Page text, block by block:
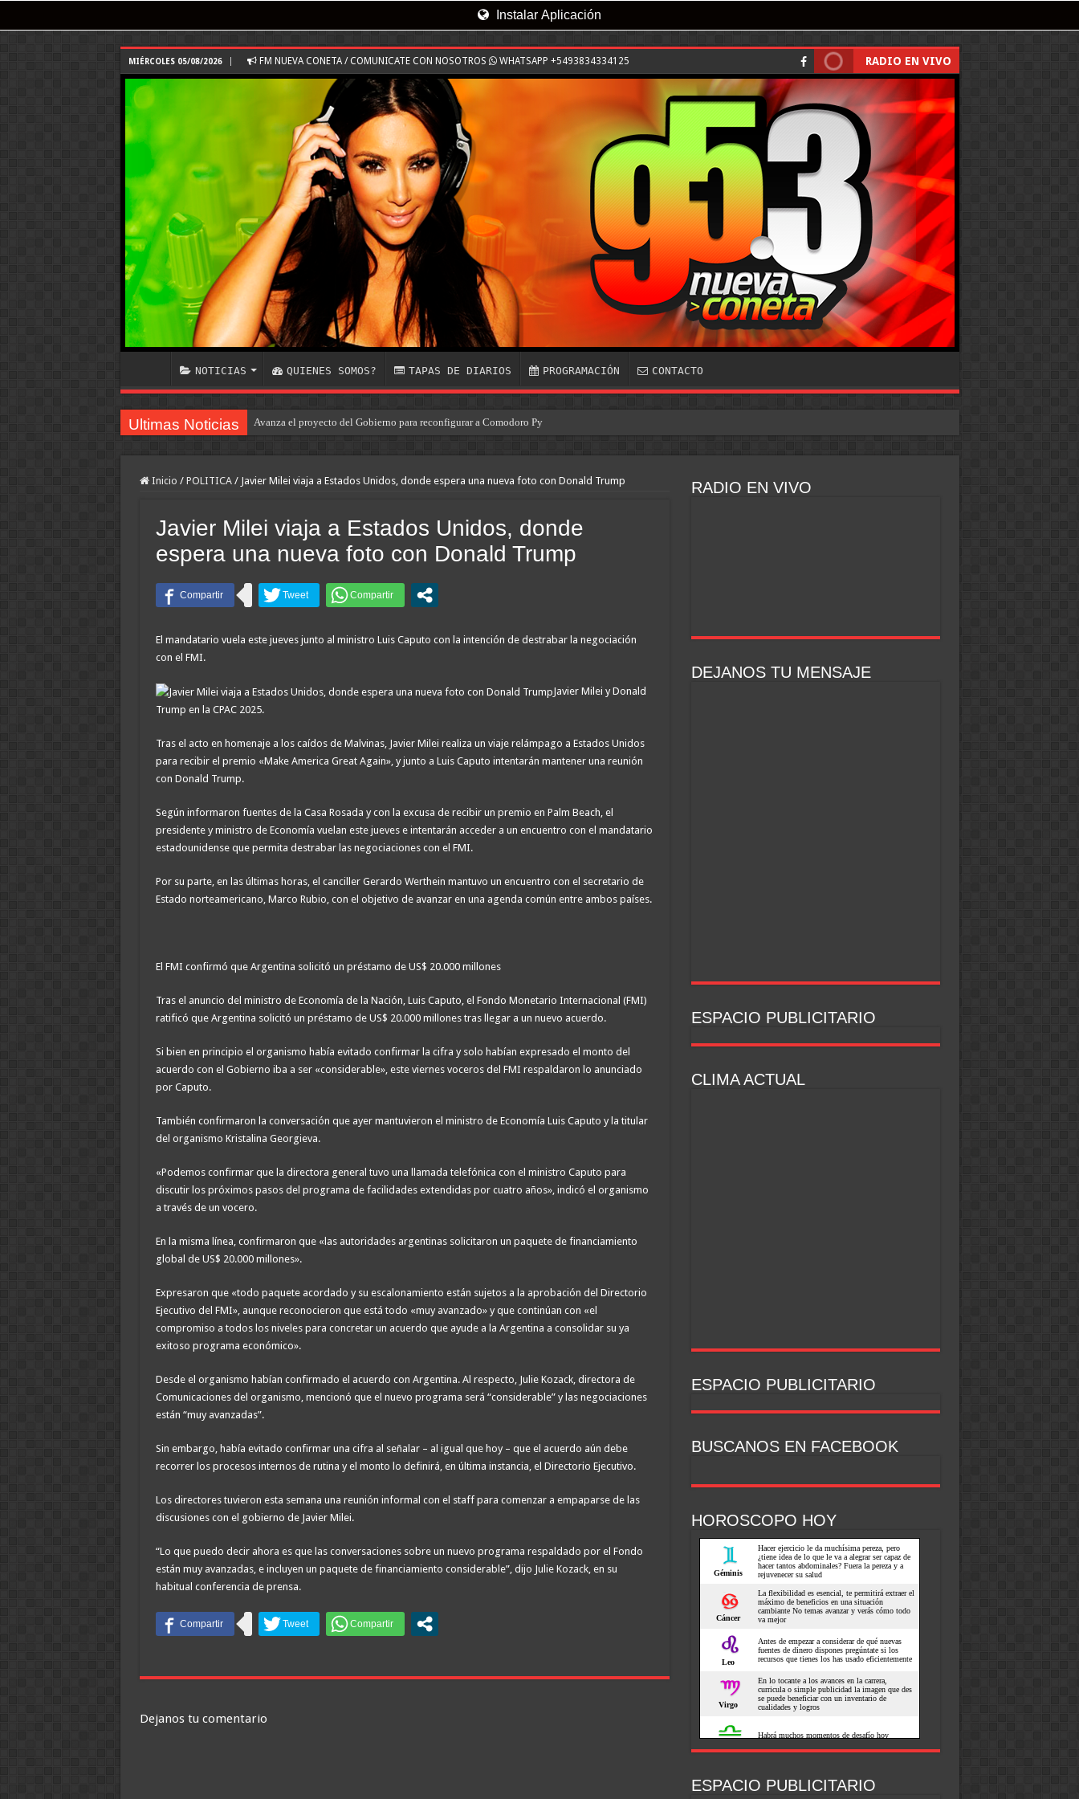
Instalar Aplicación
MIÉRCOLES 05/08/2026 FM NUEVA CONETA / COMUNICATE CON NOSOTROS WHATSAPP +5493834334125 RADIO EN VIVO
NOTICIAS QUIENES SOMOS? TAPAS DE DIARIOS PROGRAMACIÓN CONTACTO
Ultimas Noticias Avanza el proyecto del Gobierno para reconfigurar a Comodoro Py
Inicio / POLITICA / Javier Milei viaja a Estados Unidos, donde espera una nueva foto con Donald Trump
Javier Milei viaja a Estados Unidos, donde
espera una nueva foto con Donald Trump
El mandatario vuela este jueves junto al ministro Luis Caputo con la intención de destrabar la negociación
con el FMI.
Javier Milei y Donald
Trump en la CPAC 2025.
Tras el acto en homenaje a los caídos de Malvinas, Javier Milei realiza un viaje relámpago a Estados Unidos
para recibir el premio «Make America Great Again», y junto a Luis Caputo intentarán mantener una reunión
con Donald Trump.
Según informaron fuentes de la Casa Rosada y con la excusa de recibir un premio en Palm Beach, el
presidente y ministro de Economía vuelan este jueves e intentarán acceder a un encuentro con el mandatario
estadounidense que permita destrabar las negociaciones con el FMI.
Por su parte, en las últimas horas, el canciller Gerardo Werthein mantuvo un encuentro con el secretario de
Estado norteamericano, Marco Rubio, con el objetivo de avanzar en una agenda común entre ambos países.
El FMI confirmó que Argentina solicitó un préstamo de US$ 20.000 millones
Tras el anuncio del ministro de Economía de la Nación, Luis Caputo, el Fondo Monetario Internacional (FMI)
ratificó que Argentina solicitó un préstamo de US$ 20.000 millones tras llegar a un nuevo acuerdo.
Si bien en principio el organismo había evitado confirmar la cifra y solo habían expresado el monto del
acuerdo con el Gobierno iba a ser «considerable», este viernes voceros del FMI respaldaron lo anunciado
por Caputo.
También confirmaron la conversación que ayer mantuvieron el ministro de Economía Luis Caputo y la titular
del organismo Kristalina Georgieva.
«Podemos confirmar que la directora general tuvo una llamada telefónica con el ministro Caputo para
discutir los próximos pasos del programa de facilidades extendidas por cuatro años», indicó el organismo
a través de un vocero.
En la misma línea, confirmaron que «las autoridades argentinas solicitaron un paquete de financiamiento
global de US$ 20.000 millones».
Expresaron que «todo paquete acordado y su escalonamiento están sujetos a la aprobación del Directorio
Ejecutivo del FMI», aunque reconocieron que está todo «muy avanzado» y que continúan con «el
compromiso a todos los niveles para concretar un acuerdo que ayude a la Argentina a consolidar su ya
exitoso programa económico».
Desde el organismo habían confirmado el acuerdo con Argentina. Al respecto, Julie Kozack, directora de
Comunicaciones del organismo, mencionó que el nuevo programa será “considerable” y las negociaciones
están “muy avanzadas”.
Sin embargo, había evitado confirmar una cifra al señalar – al igual que hoy – que el acuerdo aún debe
recorrer los procesos internos de rutina y el monto lo definirá, en última instancia, el Directorio Ejecutivo.
Los directores tuvieron esta semana una reunión informal con el staff para comenzar a empaparse de las
discusiones con el gobierno de Javier Milei.
“Lo que puedo decir ahora es que las conversaciones sobre un nuevo programa respaldado por el Fondo
están muy avanzadas, e incluyen un paquete de financiamiento considerable”, dijo Julie Kozack, en su
habitual conferencia de prensa.
Dejanos tu comentario
RADIO EN VIVO
DEJANOS TU MENSAJE
ESPACIO PUBLICITARIO
CLIMA ACTUAL
ESPACIO PUBLICITARIO
BUSCANOS EN FACEBOOK
HOROSCOPO HOY
ESPACIO PUBLICITARIO